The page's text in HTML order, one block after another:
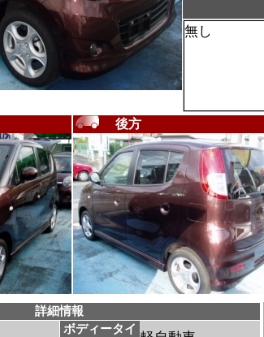
無し
後方
詳細情報
ボディータイ